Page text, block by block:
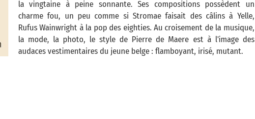
la vingtaine à peine sonnante. Ses compositions possèdent un
charme fou, un peu comme si Stromae faisait des câlins à Yelle,
Rufus Wainwright à la pop des eighties. Au croisement de la musique,
la mode, la photo, le style de Pierre de Maere est à l'image des
audaces vestimentaires du jeune belge : flamboyant, irisé, mutant.